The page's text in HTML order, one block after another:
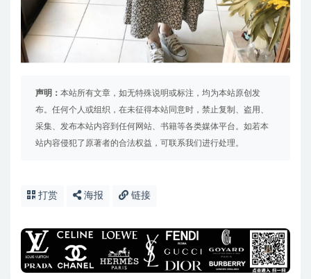
声明： 本站所有文章，如无特殊说明或标注，均为本站原创发
布。任何个人或组织，在未征得本站同意时，禁止复制、盗用、
采集、发布本站内容到任何网站、书籍等各类媒体平台。如若本
站内容侵犯了原著者的合法权益，可联系我们进行处理。
打赏 海报 链接